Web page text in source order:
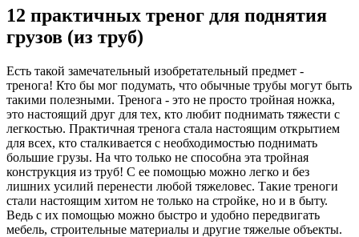
12 практичных треног для поднятия
грузов (из труб)
Есть такой замечательный изобретательный предмет -
тренога! Кто бы мог подумать, что обычные трубы могут быть
такими полезными. Тренога - это не просто тройная ножка,
это настоящий друг для тех, кто любит поднимать тяжести с
легкостью. Практичная тренога стала настоящим открытием
для всех, кто сталкивается с необходимостью поднимать
большие грузы. На что только не способна эта тройная
конструкция из труб! С ее помощью можно легко и без
лишних усилий перенести любой тяжеловес. Такие треноги
стали настоящим хитом не только на стройке, но и в быту.
Ведь с их помощью можно быстро и удобно передвигать
мебель, строительные материалы и другие тяжелые объекты.